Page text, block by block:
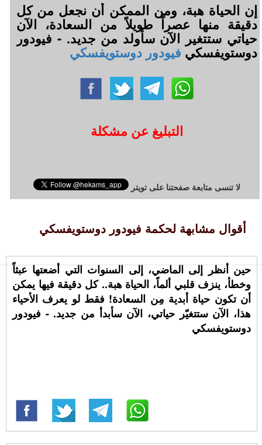
إن الحياة هبة، ومن الممكن أن نجعل من كل
دقيقة منها عصراً طويلاً من السعادة، الآن
حياتي ستتغير الآن سأولد من جديد. - فيودور
دوستويفسكي فيودور دوستويفسكي
التبليغ عن مشكلة
لا تنسى متابعة صفحتنا على تويتر
أقوال مشابهة لحكمة فيودور دوستويفسكي
حين أنظر إلى الماضي، إلى السنوات التي أضعتها عبثاً
وخطأ، ينزف قلبي ألماً، الحياة هبة.. كل دقيقة فيها يمكن
أن تكون حياة أبدية مِن السعادة! فقط لو يعرف الأحياء
هذا، الآن ستتغيّر حياتي، الآن سأبدأ من جديد. - فيودور
دوستويفسكي